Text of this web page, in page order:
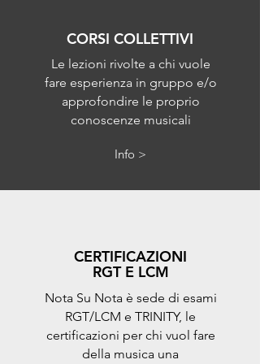
CORSI COLLETTIVI
Le lezioni rivolte a chi vuole
fare esperienza in gruppo e/o
approfondire le proprio
conoscenze musicali
Info >
CERTIFICAZIONI
RGT E LCM
Nota Su Nota è sede di esami
RGT/LCM e TRINITY, le
certificazioni per chi vuol fare
della musica una